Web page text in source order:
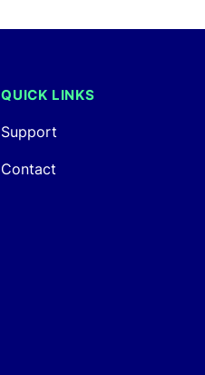
QUICK LINKS
Support
Contact